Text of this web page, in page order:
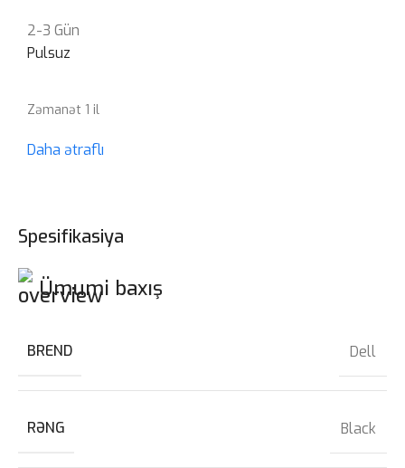
2-3 Gün
Pulsuz
Zəmanət 1 il
Daha ətraflı
Spesifikasiya
Ümumi baxış
BREND Dell
RƏNG Black